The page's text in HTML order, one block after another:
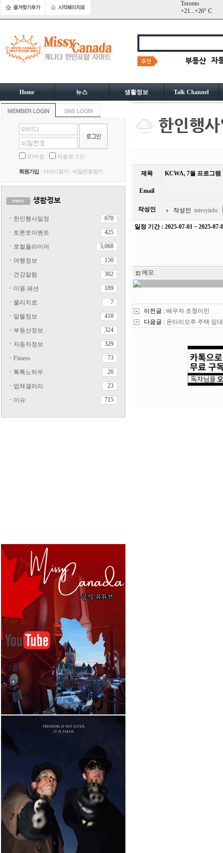
Toronto
+21...+26° C
Home 뉴스 생활정보 Talk Channel
ID저장 자동로그인
회원가입 아이디찾기 비밀번호찾기
ㆍ 한인행사일정 670
ㆍ 토론토이벤트 425
ㆍ 로컬플라이어 5,068
ㆍ 여행정보 150
ㆍ 건강칼럼 302
ㆍ 미용.패션 189
ㆍ 물리치료 7
ㆍ 알뜰정보 418
ㆍ 부동산정보 324
ㆍ 자동차정보 329
ㆍ Fitness 73
ㆍ 톡톡노하우 26
ㆍ 업체갤러리 23
ㆍ 이슈 715
제목 KCWA, 7월 프로그램
Email
작성인 작성인 missyinfo
일정 기간 : 2025-07-01 ~ 2025-07-
메모
이전글 : 배우자 초청이민
다음글 : 온타리오주 주택 임